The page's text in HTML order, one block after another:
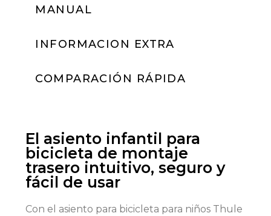
MANUAL
INFORMACION EXTRA
COMPARACIÓN RÁPIDA
El asiento infantil para
bicicleta de montaje
trasero intuitivo, seguro y
fácil de usar
Con el asiento para bicicleta para niños Thule